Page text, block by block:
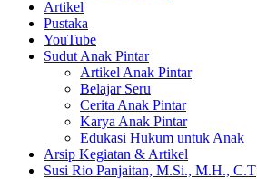
Artikel
Pustaka
YouTube
Sudut Anak Pintar
Artikel Anak Pintar
Belajar Seru
Cerita Anak Pintar
Karya Anak Pintar
Edukasi Hukum untuk Anak
Arsip Kegiatan & Artikel
Susi Rio Panjaitan, M.Si., M.H., C.T